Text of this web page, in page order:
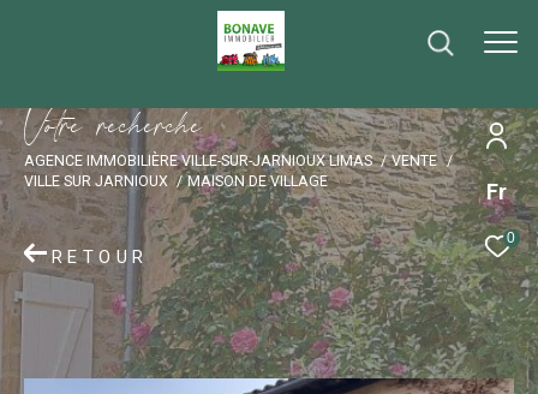
Fr
0
Votre recherche
AGENCE IMMOBILIÈRE VILLE-SUR-JARNIOUX LIMAS
VENTE
VILLE SUR JARNIOUX
MAISON DE VILLAGE
RETOUR